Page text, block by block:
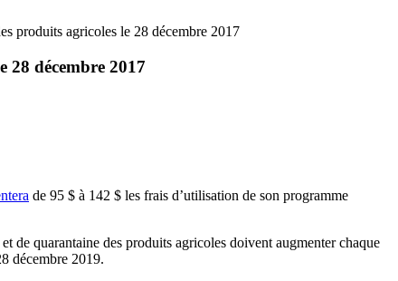
produits agricoles le 28 décembre 2017
28 décembre 2017
de 95 $ à 142 $ les frais d’utilisation de son programme
de quarantaine des produits agricoles doivent augmenter chaque
décembre 2019.